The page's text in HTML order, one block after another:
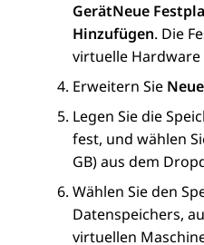
GerätNeue
Hinzufügen. Die
virtuelle Hardware
Erweitern Sie
Legen Sie die
fest, und wählen
GB) aus dem
Wählen Sie den
Datenspeichers,
virtuellen